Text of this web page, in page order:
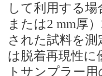
して利用する場
または2 mm厚
された試料を
は脱着再現性
トサンプラー